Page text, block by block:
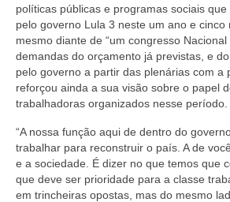
políticas públicas e programas sociais
pelo governo Lula 3 neste um ano e cinco
mesmo diante de “um congresso
demandas do orçamento já previstas, e
pelo governo a partir das plenárias com a
reforçou ainda a sua visão sobre o papel
trabalhadoras organizados nesse período.
“A nossa função aqui de dentro do
trabalhar para reconstruir o país. A de
e a sociedade. É dizer no que temos que
que deve ser prioridade para a classe
em trincheiras opostas, mas do mesmo